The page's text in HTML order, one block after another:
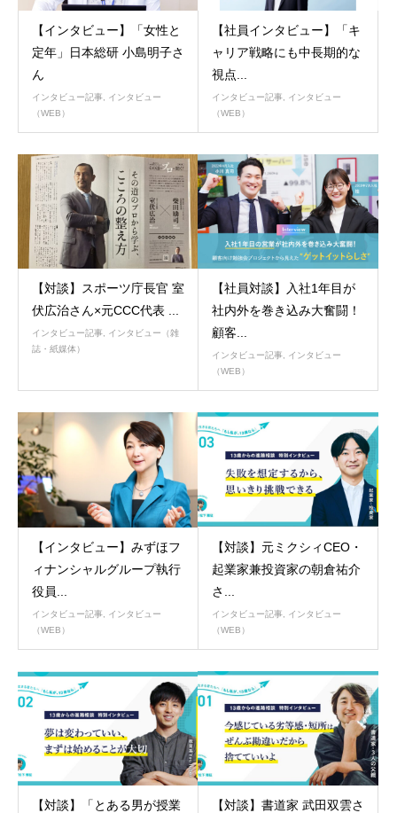
【インタビュー】「女性と
定年」日本総研 小島明子さ
ん
インタビュー記事
インタビュー
（WEB）
【社員インタビュー】「キ
ャリア戦略にも中長期的な
視点...
インタビュー記事
インタビュー
（WEB）
【対談】スポーツ庁長官 室
伏広治さん×元CCC代表 ...
インタビュー記事
インタビュー（雑
誌・紙媒体）
【社員対談】入社1年目が
社内外を巻き込み大奮闘！
顧客...
インタビュー記事
インタビュー
（WEB）
【インタビュー】みずほフ
ィナンシャルグループ執行
役員...
インタビュー記事
インタビュー
（WEB）
【対談】元ミクシィCEO・
起業家兼投資家の朝倉祐介
さ...
インタビュー記事
インタビュー
（WEB）
【対談】「とある男が授業
【対談】書道家 武田双雲さ